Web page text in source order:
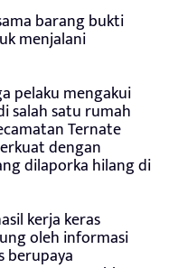
barang bukti
menjalani
pelaku mengakui
salah satu rumah
Ternate
dengan
dilaporka hilang di
kerja keras
oleh informasi
berupaya